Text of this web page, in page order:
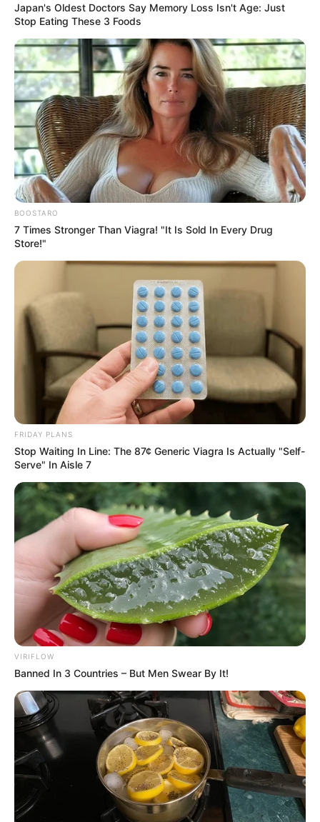
Japan's Oldest Doctors Say Memory Loss Isn't Age: Just
Stop Eating These 3 Foods
BOOSTARO
7 Times Stronger Than Viagra! "It Is Sold In Every Drug
Store!"
FRIDAY PLANS
Stop Waiting In Line: The 87¢ Generic Viagra Is Actually "Self-
Serve" In Aisle 7
VIRIFLOW
Banned In 3 Countries – But Men Swear By It!